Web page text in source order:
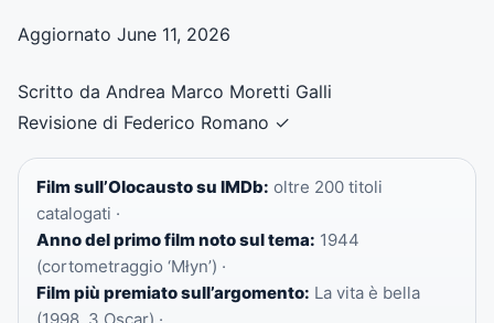
Aggiornato June 11, 2026
Scritto da Andrea Marco Moretti Galli
Revisione di Federico Romano ✓
Film sull’Olocausto su IMDb: oltre 200 titoli
catalogati ·
Anno del primo film noto sul tema: 1944
(cortometraggio ‘Młyn’) ·
Film più premiato sull’argomento: La vita è bella
(1998, 3 Oscar) ·